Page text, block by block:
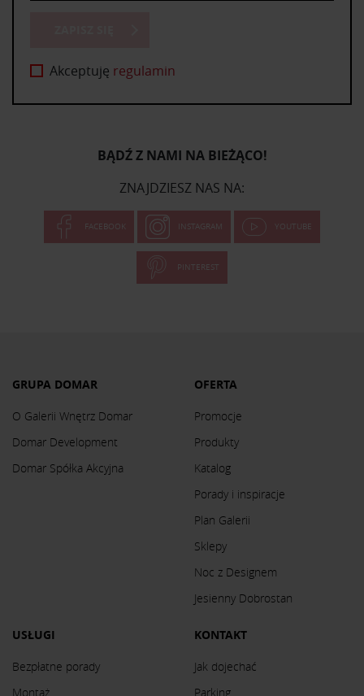
Akceptuję regulamin
BĄDŹ Z NAMI NA BIEŻĄCO!
ZNAJDZIESZ NAS NA:
FACEBOOK INSTAGRAM YOUTUBE
PINTEREST
GRUPA DOMAR
O Galerii Wnętrz Domar
Domar Development
Domar Spółka Akcyjna
OFERTA
Promocje
Produkty
Katalog
Porady i inspiracje
Plan Galerii
Sklepy
Noc z Designem
Jesienny Dobrostan
USŁUGI
Bezpłatne porady
Montaż
KONTAKT
Jak dojechać
Parking